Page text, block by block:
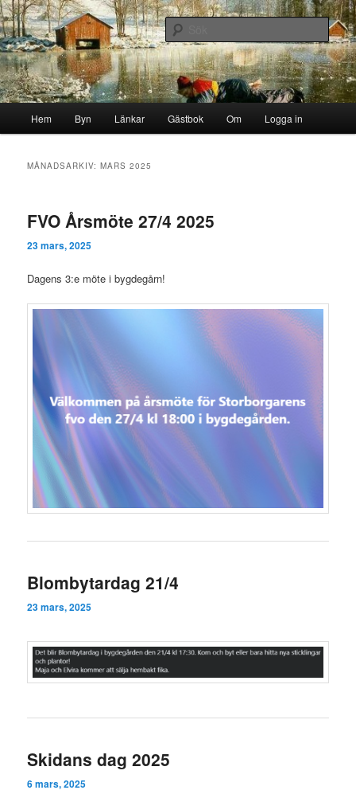
Hoppa
till
primärt
innehåll
Hoppa
till
sekundärt
innehållStorborgarn
Byn i skogen
Sök
Hem Byn Länkar Gästbok Om Logga in
MÅNADSARKIV:MARS 2025
FVO Årsmöte 27/4 2025
23 mars, 2025
Dagens 3:e möte i bygdegårn!
Blombytardag 21/4
23 mars, 2025
Skidans dag 2025
6 mars, 2025